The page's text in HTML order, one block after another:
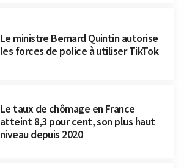
Le ministre Bernard Quintin autorise
les forces de police à utiliser TikTok
Le taux de chômage en France
atteint 8,3 pour cent, son plus haut
niveau depuis 2020